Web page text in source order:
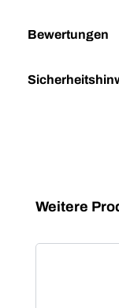
Bewertungen
Weitere